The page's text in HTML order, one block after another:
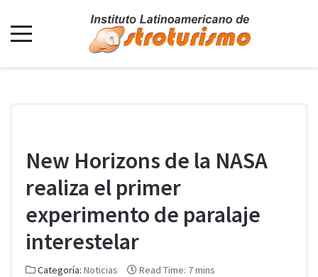
New Horizons de la NASA
realiza el primer
experimento de paralaje
interestelar
Categoría: Noticias
Read Time: 7 mins